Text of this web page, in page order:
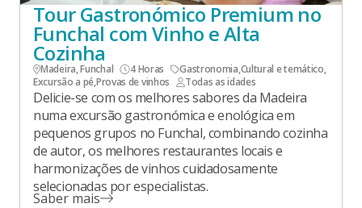
Tour Gastronómico Premium no
Funchal com Vinho e Alta
Cozinha
Madeira, Funchal 4 Horas Gastronomia,Cultural e temático,
Excursão a pé,Provas de vinhos Todas as idades
Delicie-se com os melhores sabores da Madeira
numa excursão gastronómica e enológica em
pequenos grupos no Funchal, combinando cozinha
de autor, os melhores restaurantes locais e
harmonizações de vinhos cuidadosamente
selecionadas por especialistas.
Saber mais